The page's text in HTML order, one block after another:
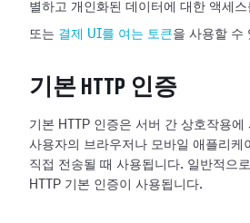
별하고 개인화된 데이터에 대한 액세
또는 결제 UI를 여는 토큰을 사용할 수
기본 HTTP 인증
기본 HTTP 인증은 서버 간 상호작용에
사용자의 브라우저나 모바일 애플리케
직접 전송될 때 사용됩니다. 일반적으로
HTTP 기본 인증이 사용됩니다.